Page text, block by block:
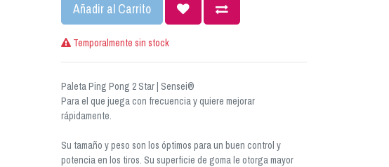
Añadir al Carrito
Temporalmente sin stock
Paleta Ping Pong 2 Star | Sensei®
Para el que juega con frecuencia y quiere mejorar
rápidamente.
Su tamaño y peso son los óptimos para un buen control y
potencia en los tiros. Su superficie de goma le otorga mayor